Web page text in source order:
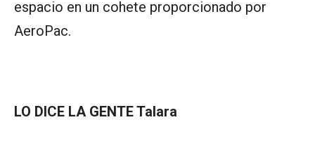
espacio en un cohete proporcionado por
AeroPac.
LO DICE LA GENTE Talara